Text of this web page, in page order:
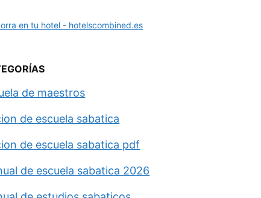
de maestros
de escuela sabatica
de escuela sabatica pdf
de escuela sabatica 2026